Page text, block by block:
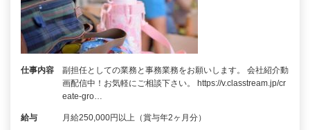
仕事内容
副担任としての業務と事務業務をお願いします。 会社紹介動
画配信中！お気軽にご相談下さい。 https://v.classtream.jp/cr
eate-gro…
給与 月給250,000円以上（賞与年2ヶ月分）